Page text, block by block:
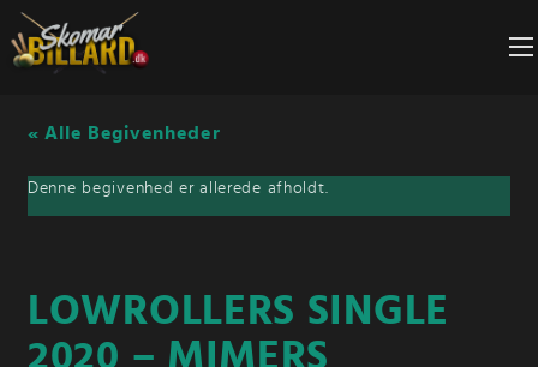
Fortsæt
til
indhold
« Alle Begivenheder
Denne begivenhed er allerede afholdt.
LOWROLLERS SINGLE
2020 – MIMERS